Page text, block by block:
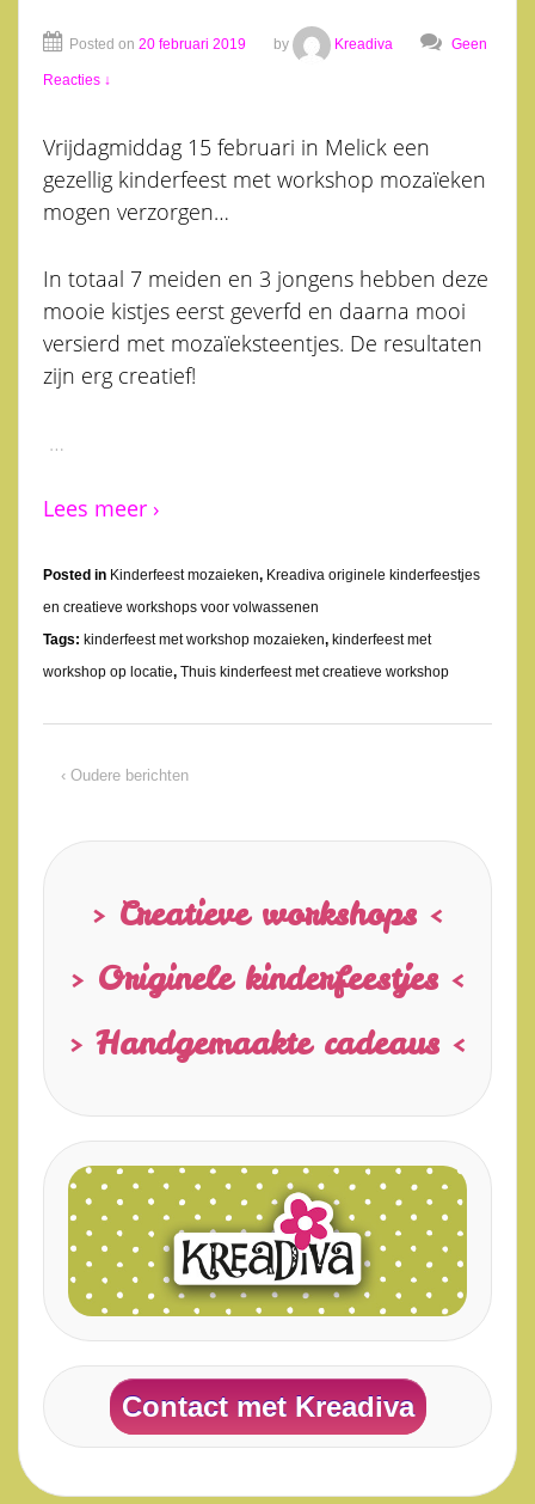
Posted on 20 februari 2019 by Kreadiva Geen
Reacties ↓
Vrijdagmiddag 15 februari in Melick een
gezellig kinderfeest met workshop mozaïeken
mogen verzorgen…
In totaal 7 meiden en 3 jongens hebben deze
mooie kistjes eerst geverfd en daarna mooi
versierd met mozaïeksteentjes. De resultaten
zijn erg creatief!
…
Lees meer ›
Posted in Kinderfeest mozaieken, Kreadiva originele kinderfeestjes
en creatieve workshops voor volwassenen
Tags: kinderfeest met workshop mozaieken, kinderfeest met
workshop op locatie, Thuis kinderfeest met creatieve workshop
‹ Oudere berichten
> Creatieve workshops <
> Originele kinderfeestjes <
> Handgemaakte cadeaus <
Contact met Kreadiva